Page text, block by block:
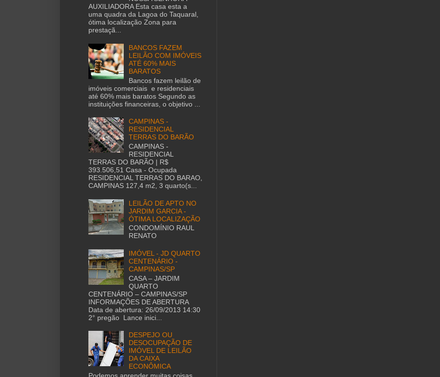
AUXILIADORA Esta casa esta a
uma quadra da Lagoa do Taquaral,
ótima localização Zona para
prestaçã...
BANCOS FAZEM
LEILÃO COM IMÓVEIS
ATÉ 60% MAIS
BARATOS
Bancos fazem leilão de
imóveis comerciais e residenciais
até 60% mais baratos Segundo as
instituições financeiras, o objetivo ...
CAMPINAS -
RESIDENCIAL
TERRAS DO BARÃO
CAMPINAS -
RESIDENCIAL
TERRAS DO BARÃO | R$
393.506,51 Casa - Ocupada
RESIDENCIAL TERRAS DO BARAO,
CAMPINAS 127,4 m2, 3 quarto(s...
LEILÃO DE APTO NO
JARDIM GARCIA -
ÓTIMA LOCALIZAÇÃO
CONDOMÍNIO RAUL
RENATO
IMÓVEL - JD QUARTO
CENTENÁRIO -
CAMPINAS/SP
CASA – JARDIM
QUARTO
CENTENÁRIO – CAMPINAS/SP
INFORMAÇÕES DE ABERTURA
Data de abertura: 26/09/2013 14:30
2° pregão Lance inici...
DESPEJO OU
DESOCUPAÇÃO DE
IMÓVEL DE LEILÃO
DA CAIXA
ECONÔMICA